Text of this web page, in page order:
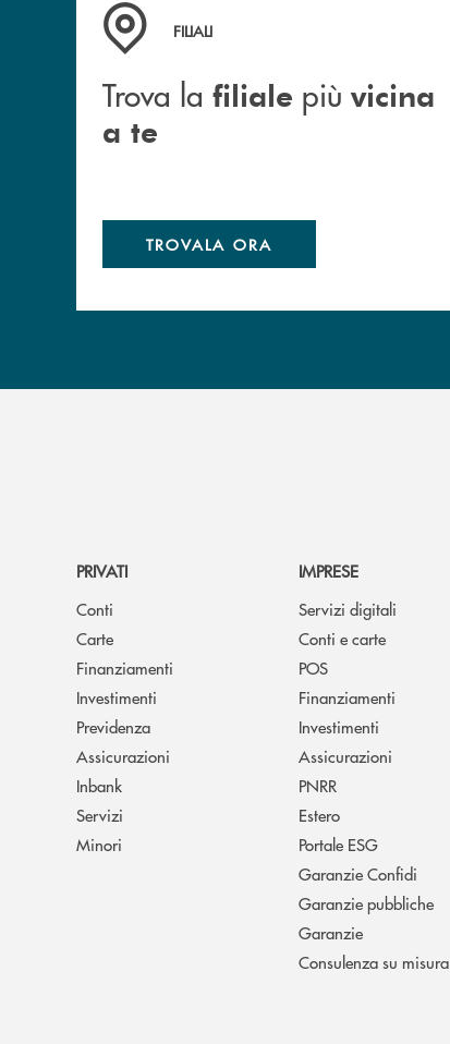
Trova la filiale più vicina a te
FILIALI
Trova la filiale più vicina
a te
TROVALA ORA
PRIVATI
Conti
Carte
Finanziamenti
Investimenti
Previdenza
Assicurazioni
Inbank
Servizi
Minori
IMPRESE
Servizi digitali
Conti e carte
POS
Finanziamenti
Investimenti
Assicurazioni
PNRR
Estero
Portale ESG
Garanzie Confidi
Garanzie pubbliche
Garanzie
Consulenza su misura